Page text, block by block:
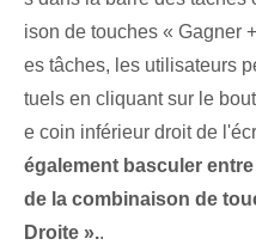
ison de touches « Gagner
es tâches, les utilisateurs
tuels en cliquant sur le
e coin inférieur droit de
également basculer
de la combinaison de
Droite »..